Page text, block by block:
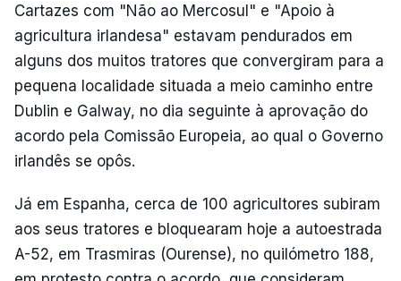
Cartazes com "Não ao Mercosul" e "Apoio à
agricultura irlandesa" estavam pendurados em
alguns dos muitos tratores que convergiram para a
pequena localidade situada a meio caminho entre
Dublin e Galway, no dia seguinte à aprovação do
acordo pela Comissão Europeia, ao qual o Governo
irlandês se opôs.
Já em Espanha, cerca de 100 agricultores subiram
aos seus tratores e bloquearam hoje a autoestrada
A-52, em Trasmiras (Ourense), no quilómetro 188,